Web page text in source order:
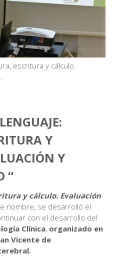
escritura y cálculo.
Y
Y
“
y cálculo. Evaluación
nombre, se desarrolló el
con el desarrollo del
Clínica, organizado en
Vicente de